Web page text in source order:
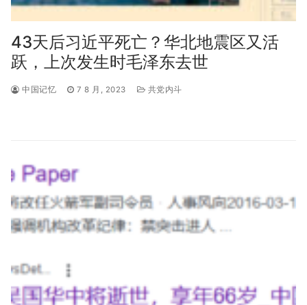
43天后习近平死亡？华北地震区又活
跃，上次发生时毛泽东去世
中国记忆 7 8 月, 2023 共党内斗